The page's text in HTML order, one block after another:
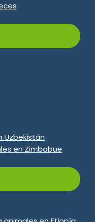
Uzbekistán
en Zimbabue
en caliente
granuladoras de
los usuarios, desde
Póngase
De